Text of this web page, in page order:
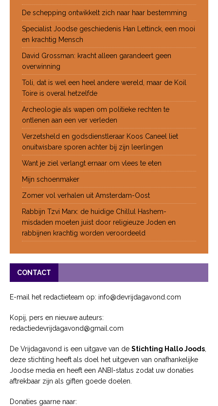
De schepping ontwikkelt zich naar haar bestemming
Specialist Joodse geschiedenis Han Lettinck, een mooi
en krachtig Mensch
David Grossman: kracht alleen garandeert geen
overwinning
Toli, dat is wel een heel andere wereld, maar de Koil
Toire is overal hetzelfde
Archeologie als wapen om politieke rechten te
ontlenen aan een ver verleden
Verzetsheld en godsdienstleraar Koos Caneel liet
onuitwisbare sporen achter bij zijn leerlingen
Want je ziel verlangt ernaar om vlees te eten
Mijn schoenmaker
Zomer vol verhalen uit Amsterdam-Oost
Rabbijn Tzvi Marx: de huidige Chillul Hashem-
misdaden moeten juist door religieuze Joden en
rabbijnen krachtig worden veroordeeld
CONTACT
E-mail het redactieteam op: info@devrijdagavond.com
Kopij, pers en nieuwe auteurs:
redactiedevrijdagavond@gmail.com
De Vrijdagavond is een uitgave van de Stichting Hallo Joods
deze stichting heeft als doel het uitgeven van onafhankelijke
Joodse media en heeft een ANBI-status zodat uw donaties
aftrekbaar zijn als giften goede doelen.
Donaties gaarne naar: